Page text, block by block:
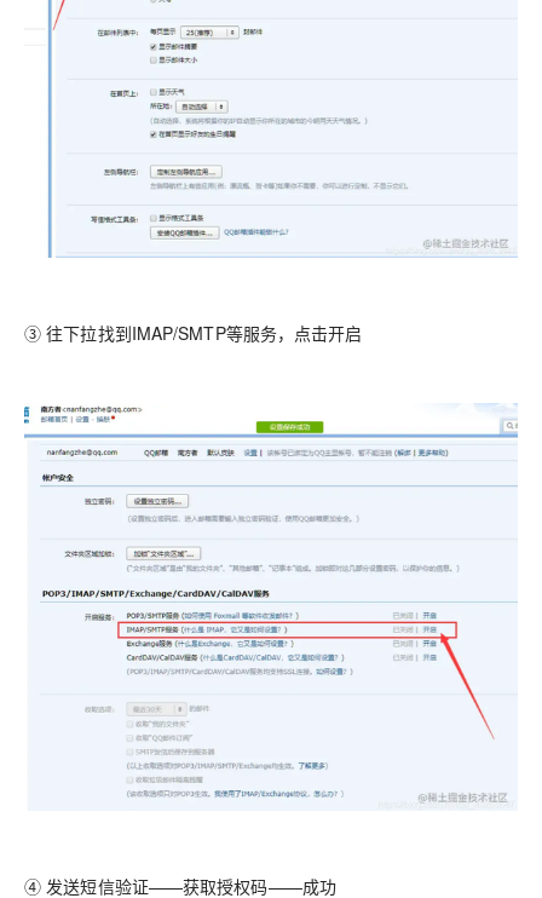
③ 往下拉找到IMAP/SMTP等服务，点击开启
④ 发送短信验证——获取授权码——成功